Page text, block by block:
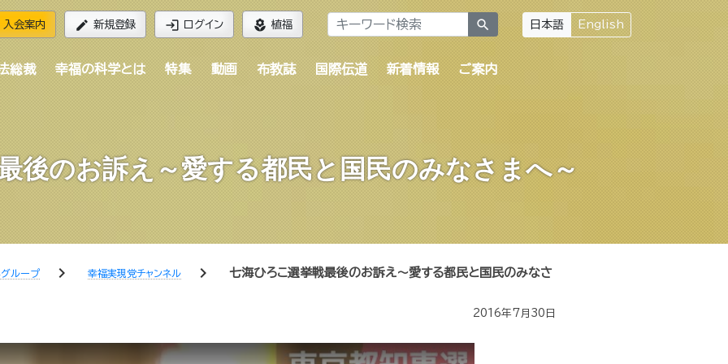
入会案内 edit 新規登録 login ログイン local_florist 植福 search 日本語 English
総裁 幸福の科学とは 特集 動画 布教誌 国際伝道 新着情報 ご案内
後のお訴え～愛する都民と国民のみなさまへ～
ループ chevron_right 幸福実現党チャンネル chevron_right 七海ひろこ選挙戦最後のお訴え～愛する都民と国民のみなさ
2016年7月30日